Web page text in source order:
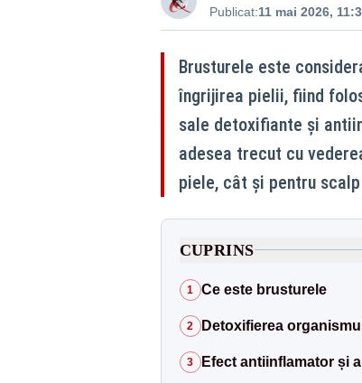
Publicat:11 mai 2026,
Brusturele este
îngrijirea pielii, fiind
sale detoxifiante și
adesea trecut cu
piele, cât și pentru
CUPRINS
1 Ce este brusturele
2 Detoxifierea
3 Efect antiinflamator și